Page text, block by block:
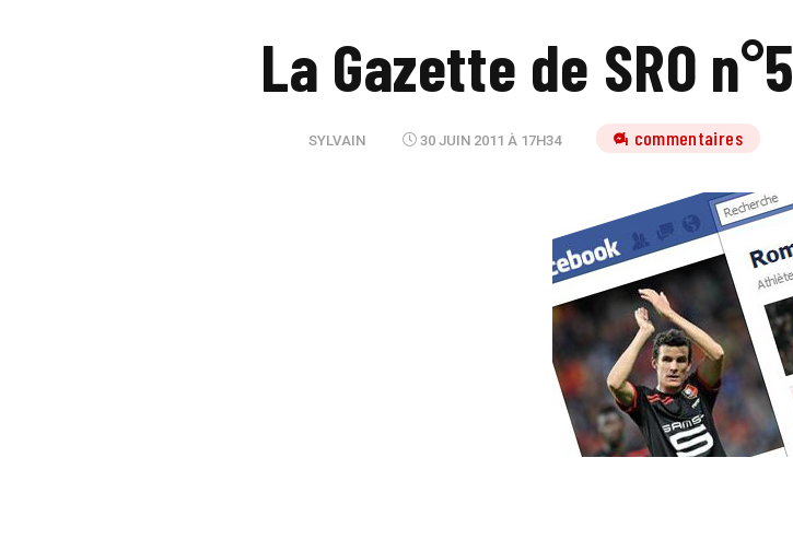
La Gazette de SRO n°5
SYLVAIN 30 JUIN 2011 À 17H34 4 commentaires